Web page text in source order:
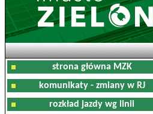
strona główna MZK
komunikaty - zmiany w RJ
rozkład jazdy wg linii